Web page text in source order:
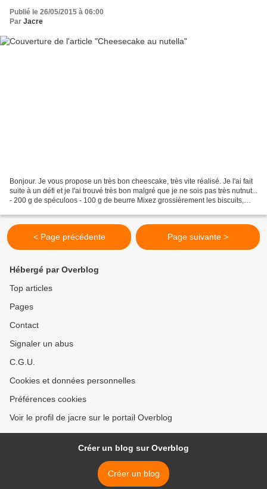
Publié le 26/05/2015 à 06:00
Par Jacre
Bonjour. Je vous propose un très bon cheescake, très vite réalisé. Je l'ai fait
suite à un défi et je l'ai trouvé très bon malgré que je ne sois pas très nutnut...
- 200 g de spéculoos - 100 g de beurre Mixez grossièrement les biscuits,
< Page précédente Page suivante >
Hébergé par Overblog
Top articles
Pages
Contact
Signaler un abus
C.G.U.
Cookies et données personnelles
Préférences cookies
Voir le profil de jacre sur le portail Overblog
Créer un blog sur Overblog
Créer un blog